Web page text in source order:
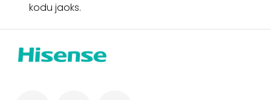
kodu jaoks.